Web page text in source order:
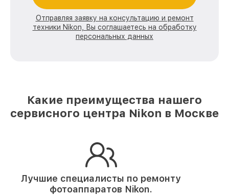
Отправляя заявку на консультацию и ремонт
техники Nikon, Вы соглашаетесь на обработку
персональных данных
Какие преимущества нашего
сервисного центра Nikon в Москве
Лучшие специалисты по ремонту
фотоаппаратов Nikon.